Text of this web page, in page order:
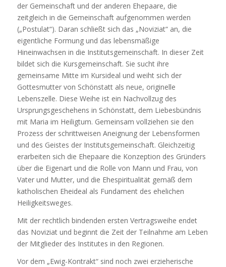
der Gemeinschaft und der anderen Ehepaare, die
zeitgleich in die Gemeinschaft aufgenommen werden
(„Postulat“). Daran schließt sich das „Noviziat“ an, die
eigentliche Formung und das lebensmäßige
Hineinwachsen in die Institutsgemeinschaft. In dieser Zeit
bildet sich die Kursgemeinschaft. Sie sucht ihre
gemeinsame Mitte im Kursideal und weiht sich der
Gottesmutter von Schönstatt als neue, originelle
Lebenszelle. Diese Weihe ist ein Nachvollzug des
Ursprungsgeschehens in Schönstatt, dem Liebesbündnis
mit Maria im Heiligtum. Gemeinsam vollziehen sie den
Prozess der schrittweisen Aneignung der Lebensformen
und des Geistes der Institutsgemeinschaft. Gleichzeitig
erarbeiten sich die Ehepaare die Konzeption des Gründers
über die Eigenart und die Rolle von Mann und Frau, von
Vater und Mutter, und die Ehespiritualität gemäß dem
katholischen Eheideal als Fundament des ehelichen
Heiligkeitsweges.
Mit der rechtlich bindenden ersten Vertragsweihe endet
das Noviziat und beginnt die Zeit der Teilnahme am Leben
der Mitglieder des Institutes in den Regionen.
Vor dem „Ewig-Kontrakt“ sind noch zwei erzieherische